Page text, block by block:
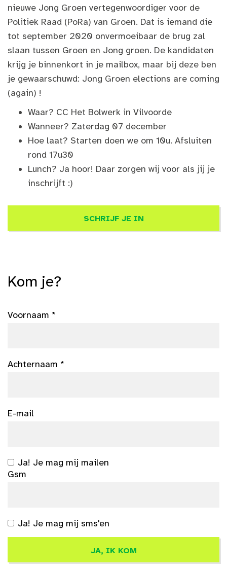
nieuwe Jong Groen vertegenwoordiger voor de
Politiek Raad (PoRa) van Groen. Dat is iemand die
tot september 2020 onvermoeibaar de brug zal
slaan tussen Groen en Jong groen. De kandidaten
krijg je binnenkort in je mailbox, maar bij deze ben
je gewaarschuwd: Jong Groen elections are coming
(again) !
Waar? CC Het Bolwerk in Vilvoorde
Wanneer? Zaterdag 07 december
Hoe laat? Starten doen we om 10u. Afsluiten
rond 17u30
Lunch? Ja hoor! Daar zorgen wij voor als jij je
inschrijft :)
SCHRIJF JE IN
Kom je?
Voornaam *
Achternaam *
E-mail
Ja! Je mag mij mailen
Gsm
Ja! Je mag mij sms'en